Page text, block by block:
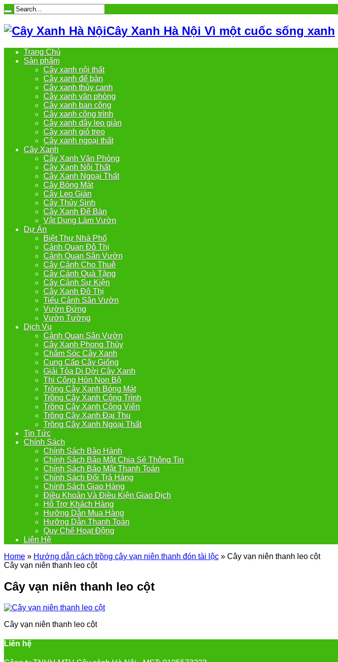
Cây Xanh Hà Nội Vì một cuốc sống xanh
Trang Chủ
Sản phẩm
Cây xanh nội thất
Cây xanh để bàn
Cây xanh thủy canh
Cây xanh văn phòng
Cây xanh ban công
Cây xanh công trình
Cây xanh dây leo giàn
Cây xanh giỏ treo
Cây xanh ngoại thất
Cây Xanh
Cây Xanh Văn Phòng
Cây Xanh Nội Thất
Cây Xanh Ngoại Thất
Cây Bóng Mát
Cây Leo Giàn
Cây Thủy Sinh
Cây Xanh Để Bàn
Vật Dụng Làm Vườn
Dự Án
Biệt Thự Nhà Phố
Cảnh Quan Đô Thị
Cảnh Quan Sân Vườn
Cây Cảnh Cho Thuê
Cây Cảnh Quà Tặng
Cây Cảnh Sự Kiện
Cây Xanh Đô Thị
Tiểu Cảnh Sân Vườn
Vườn Đứng
Vườn Tường
Dịch Vụ
Cảnh Quan Sân Vườn
Cây Xanh Phong Thủy
Chắm Sóc Cây Xanh
Cung Cấp Cây Giống
Giải Tỏa Di Dời Cây Xanh
Thi Công Hòn Non Bộ
Trồng Cây Xanh Bóng Mát
Trồng Cây Xanh Công Trình
Trồng Cây Xanh Công Viên
Trồng Cây Xanh Đại Thụ
Trồng Cây Xanh Ngoại Thất
Tin Tức
Chính Sách
Chính Sách Bảo Hành
Chính Sách Bảo Mật Chia Sẻ Thông Tin
Chính Sách Bảo Mật Thanh Toán
Chính Sách Đổi Trả Hàng
Chính Sách Giao Hàng
Điều Khoản Và Điều Kiện Giao Dịch
Hỗ Trợ Khách Hàng
Hưỡng Dẫn Mua Hàng
Hưỡng Dẫn Thanh Toán
Quy Chế Hoạt Động
Liên Hệ
Home » Hướng dẫn cách trồng cây vạn niên thanh đón tài lộc » Cây vạn niên thanh leo cột
Cây vạn niên thanh leo cột
Cây vạn niên thanh leo cột
Cây vạn niên thanh leo cột
Liên hệ